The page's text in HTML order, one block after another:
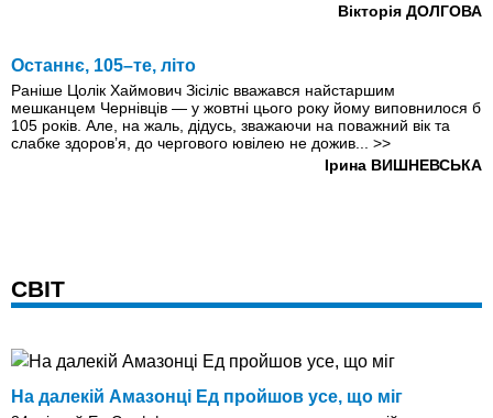
Вікторія ДОЛГОВА
Останнє, 105–те, літо
Раніше Цолік Хаймович Зісіліс вважався найстаршим
мешканцем Чернівців — у жовтні цього року йому виповнилося б
105 років. Але, на жаль, дідусь, зважаючи на поважний вік та
слабке здоров’я, до чергового ювілею не дожив... >>
Ірина ВИШНЕВСЬКА
СВІТ
На далекій Амазонці Ед пройшов усе, що міг